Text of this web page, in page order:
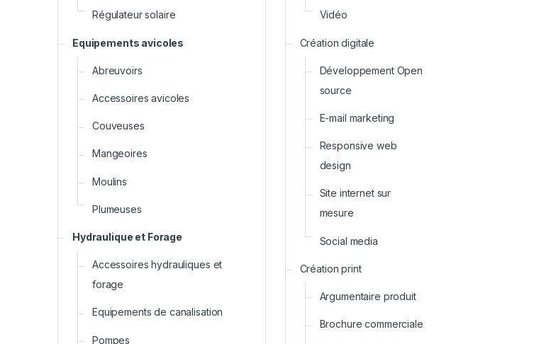
Régulateur solaire
Equipements avicoles
Abreuvoirs
Accessoires avicoles
Couveuses
Mangeoires
Moulins
Plumeuses
Hydraulique et Forage
Accessoires hydrauliques et
forage
Equipements de canalisation
Pompes
Vidéo
Création digitale
Développement Open
source
E-mail marketing
Responsive web
design
Site internet sur
mesure
Social media
Création print
Argumentaire produit
Brochure commerciale